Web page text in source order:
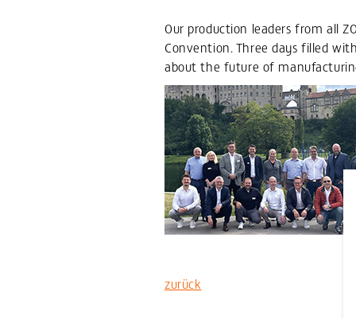
Our production leaders from all
Convention. Three days filled
about the future of
zurück